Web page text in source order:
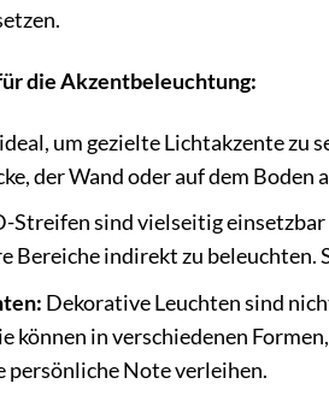
die Akzentbeleuchtung:
um gezielte Lichtakzente zu
der Wand oder auf dem Boden
Streifen sind vielseitig
Bereiche indirekt zu
Dekorative Leuchten sind
können in verschiedenen
persönliche Note verleihen.